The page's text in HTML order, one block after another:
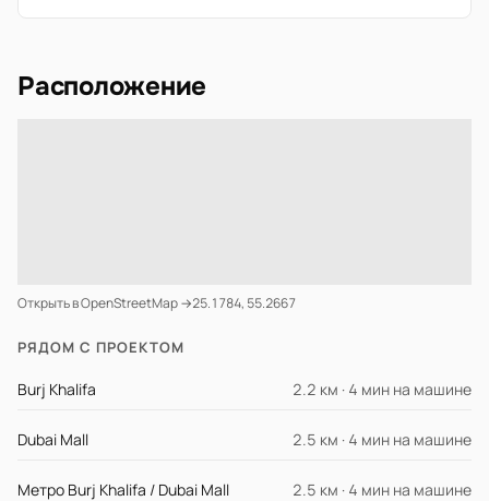
Расположение
Открыть в OpenStreetMap →25.1784, 55.2667
РЯДОМ С ПРОЕКТОМ
Burj Khalifa 2.2 км · 4 мин на машине
Dubai Mall 2.5 км · 4 мин на машине
Метро Burj Khalifa / Dubai Mall 2.5 км · 4 мин на машине